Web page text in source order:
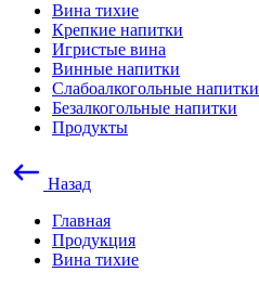
Вина тихие
Крепкие напитки
Игристые вина
Винные напитки
Слабоалкогольные напитки
Безалкогольные напитки
Продукты
Назад
Главная
Продукция
Вина тихие